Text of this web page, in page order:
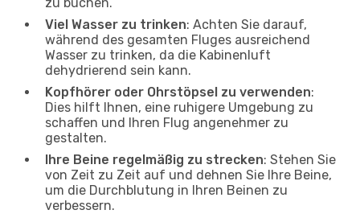
Viel Wasser zu trinken: Achten Sie darauf,
während des gesamten Fluges ausreichend
Wasser zu trinken, da die Kabinenluft
dehydrierend sein kann.
Kopfhörer oder Ohrstöpsel zu verwenden:
Dies hilft Ihnen, eine ruhigere Umgebung zu
schaffen und Ihren Flug angenehmer zu
gestalten.
Ihre Beine regelmäßig zu strecken: Stehen Sie
von Zeit zu Zeit auf und dehnen Sie Ihre Beine,
um die Durchblutung in Ihren Beinen zu
verbessern.